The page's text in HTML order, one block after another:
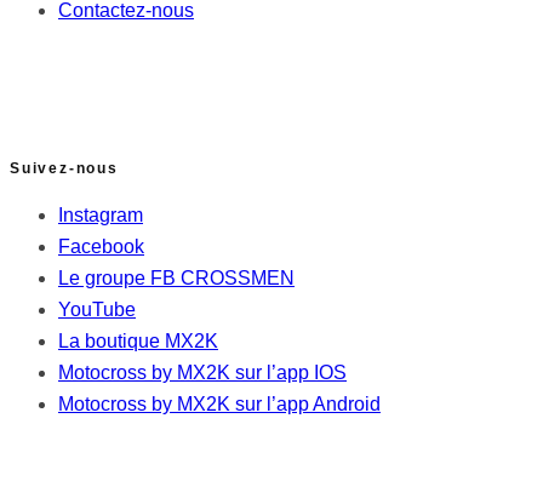
Contactez-nous
Suivez-nous
Instagram
Facebook
Le groupe FB CROSSMEN
YouTube
La boutique MX2K
Motocross by MX2K sur l’app IOS
Motocross by MX2K sur l’app Android